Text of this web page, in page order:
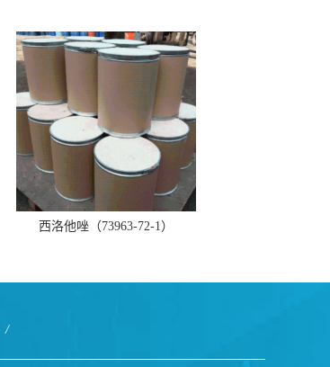
西洛他唑（73963-72-1）
/